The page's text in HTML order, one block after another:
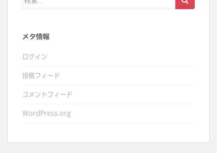
メタ情報
ログイン
投稿フィード
コメントフィード
WordPress.org